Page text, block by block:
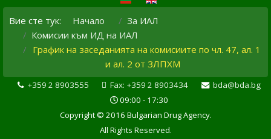
Вие сте тук: Начало
За ИАЛ
Комисии към ИД на ИАЛ
График на заседанията на комисиите по чл. 47, ал. 1
и ал. 2 от ЗЛПХМ
+359 2 8903555 Fax: +359 2 8903434
bda@bda.bg
09:00 - 17:30
Copyright © 2016 Bulgarian Drug Agency.
All Rights Reserved.